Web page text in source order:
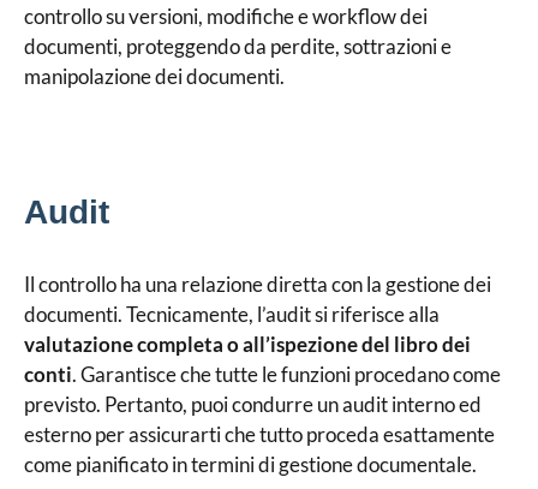
controllo su versioni, modifiche e workflow dei
documenti, proteggendo da perdite, sottrazioni e
manipolazione dei documenti.
Audit
Il controllo ha una relazione diretta con la gestione dei
documenti. Tecnicamente, l’audit si riferisce alla
valutazione completa o all’ispezione del libro dei
conti. Garantisce che tutte le funzioni procedano come
previsto. Pertanto, puoi condurre un audit interno ed
esterno per assicurarti che tutto proceda esattamente
come pianificato in termini di gestione documentale.